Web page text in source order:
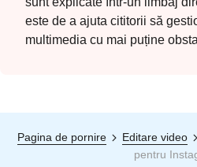
este de a ajuta cititorii să
multimedia cu mai puține
Pagina de pornire Editare video
pentru